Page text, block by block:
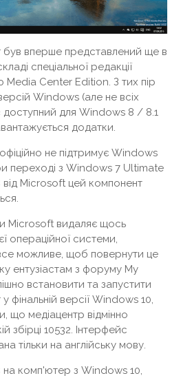
вперше представлений ще в
спеціальної редакції
Media Center Edition. З тих пір
Windows (але не всіх
доступний для Windows 8 / 8.1
додатки.
не підтримує Windows
переході з Windows 7 Ultimate
Microsoft цей компонент
Microsoft видаляє щось
операційної системи,
можливе, щоб повернути це
ентузіастам з форуму My
встановити та запустити
версії Windows 10,
що медіацентр відмінно
збірці 10532. Інтерфейс
тільки на англійську мову.
комп'ютер з Windows 10,